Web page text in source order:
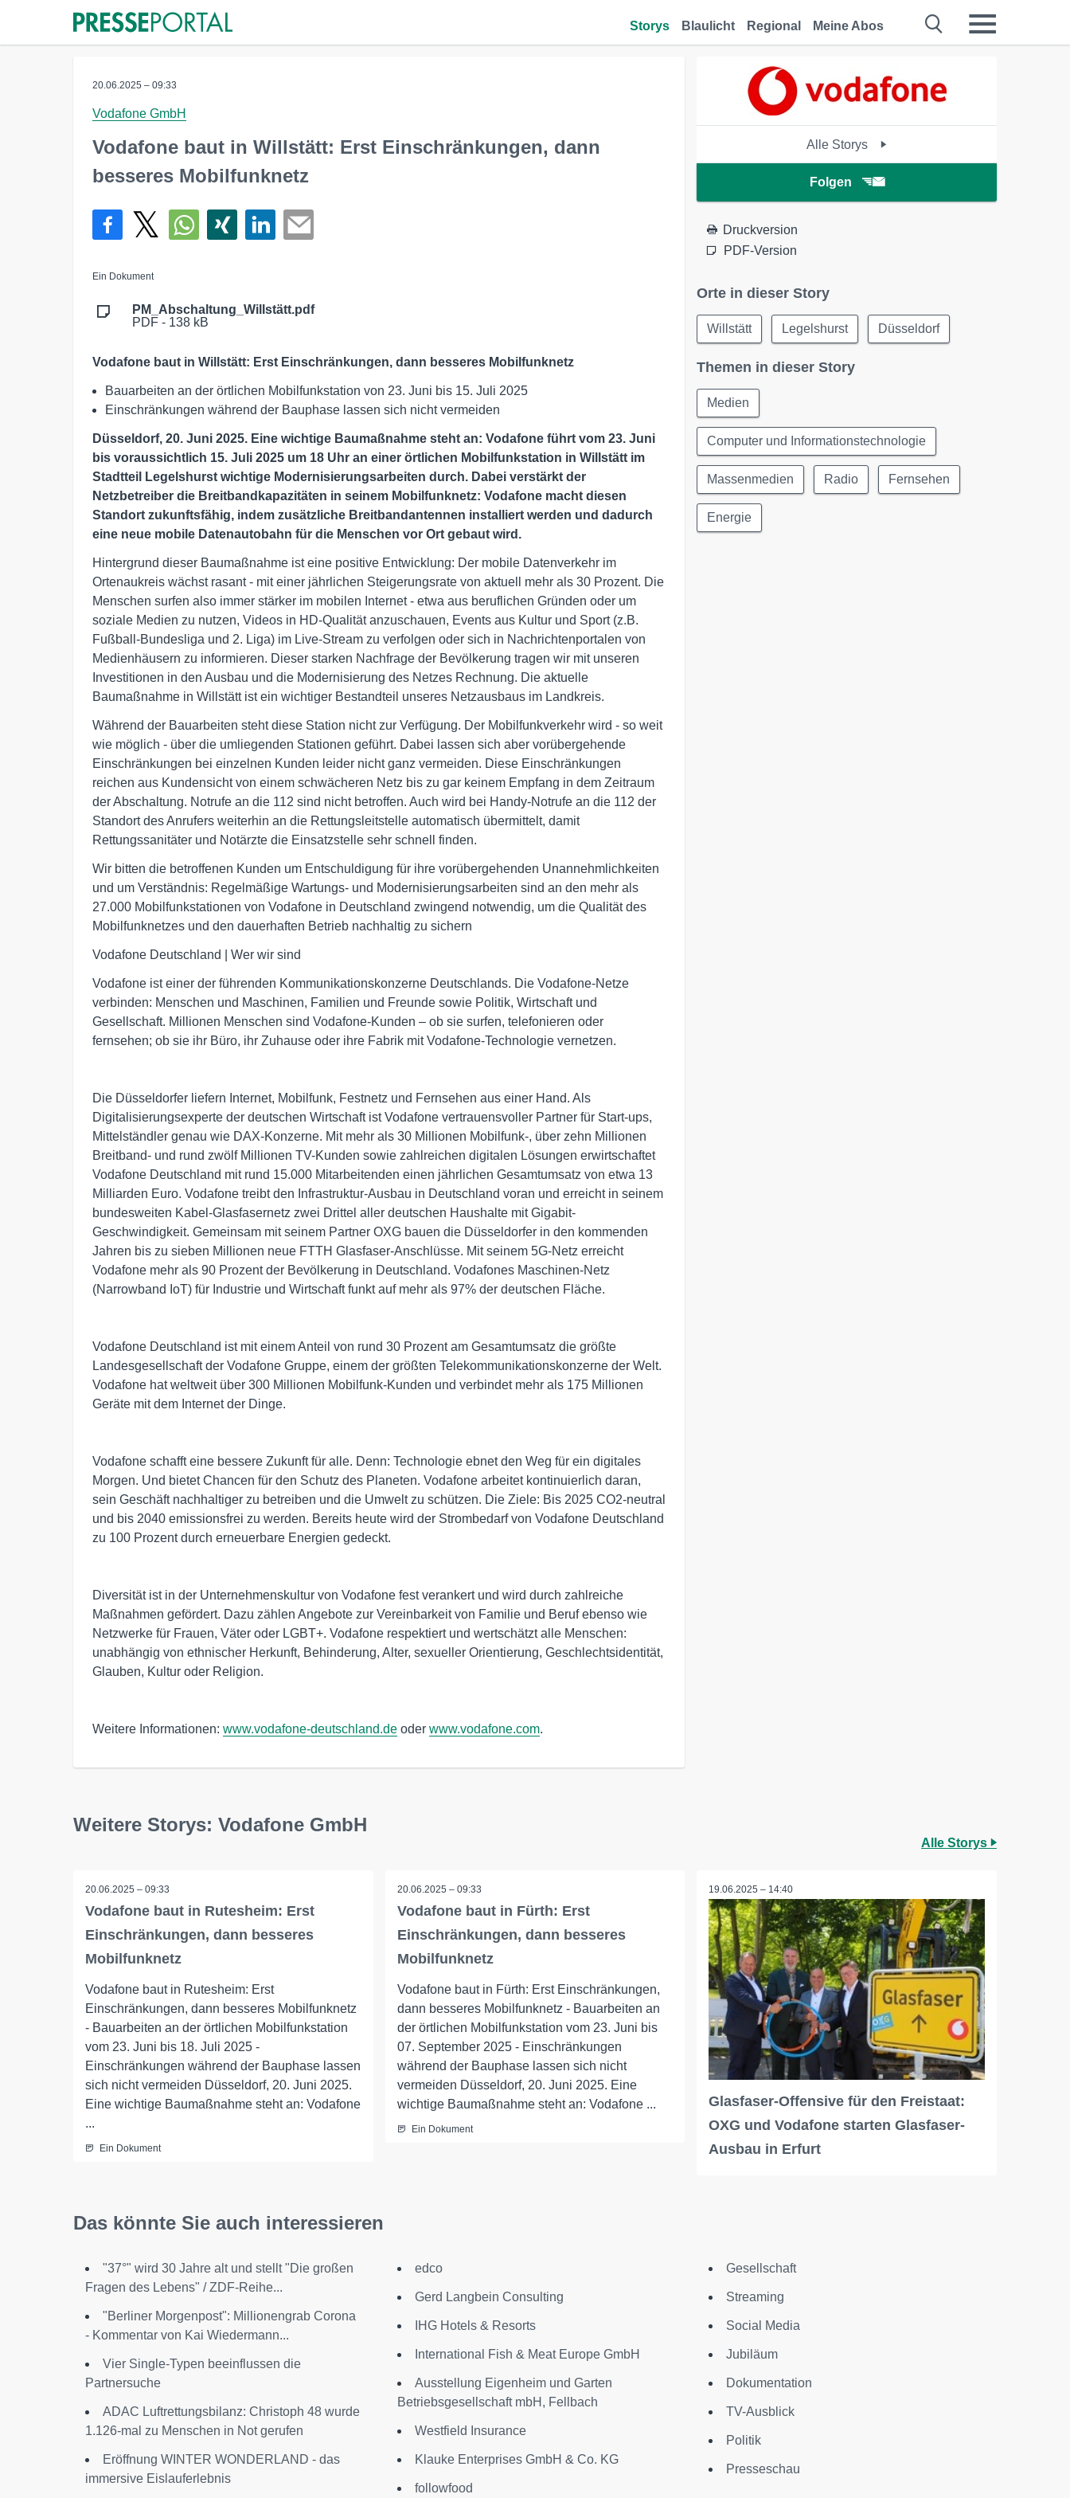
Storys Blaulicht Regional Meine Abos
20.06.2025 – 09:33
Vodafone GmbH
Vodafone baut in Willstätt: Erst Einschränkungen, dann
besseres Mobilfunknetz
Ein Dokument
PM_Abschaltung_Willstätt.pdf
PDF - 138 kB
Vodafone baut in Willstätt: Erst Einschränkungen, dann besseres Mobilfunknetz
Bauarbeiten an der örtlichen Mobilfunkstation von 23. Juni bis 15. Juli 2025
Einschränkungen während der Bauphase lassen sich nicht vermeiden
Düsseldorf, 20. Juni 2025. Eine wichtige Baumaßnahme steht an: Vodafone führt vom 23. Juni
bis voraussichtlich 15. Juli 2025 um 18 Uhr an einer örtlichen Mobilfunkstation in Willstätt im
Stadtteil Legelshurst wichtige Modernisierungsarbeiten durch. Dabei verstärkt der
Netzbetreiber die Breitbandkapazitäten in seinem Mobilfunknetz: Vodafone macht diesen
Standort zukunftsfähig, indem zusätzliche Breitbandantennen installiert werden und dadurch
eine neue mobile Datenautobahn für die Menschen vor Ort gebaut wird.
Hintergrund dieser Baumaßnahme ist eine positive Entwicklung: Der mobile Datenverkehr im
Ortenaukreis wächst rasant - mit einer jährlichen Steigerungsrate von aktuell mehr als 30 Prozent. Die
Menschen surfen also immer stärker im mobilen Internet - etwa aus beruflichen Gründen oder um
soziale Medien zu nutzen, Videos in HD-Qualität anzuschauen, Events aus Kultur und Sport (z.B.
Fußball-Bundesliga und 2. Liga) im Live-Stream zu verfolgen oder sich in Nachrichtenportalen von
Medienhäusern zu informieren. Dieser starken Nachfrage der Bevölkerung tragen wir mit unseren
Investitionen in den Ausbau und die Modernisierung des Netzes Rechnung. Die aktuelle
Baumaßnahme in Willstätt ist ein wichtiger Bestandteil unseres Netzausbaus im Landkreis.
Während der Bauarbeiten steht diese Station nicht zur Verfügung. Der Mobilfunkverkehr wird - so weit
wie möglich - über die umliegenden Stationen geführt. Dabei lassen sich aber vorübergehende
Einschränkungen bei einzelnen Kunden leider nicht ganz vermeiden. Diese Einschränkungen
reichen aus Kundensicht von einem schwächeren Netz bis zu gar keinem Empfang in dem Zeitraum
der Abschaltung. Notrufe an die 112 sind nicht betroffen. Auch wird bei Handy-Notrufe an die 112 der
Standort des Anrufers weiterhin an die Rettungsleitstelle automatisch übermittelt, damit
Rettungssanitäter und Notärzte die Einsatzstelle sehr schnell finden.
Wir bitten die betroffenen Kunden um Entschuldigung für ihre vorübergehenden Unannehmlichkeiten
und um Verständnis: Regelmäßige Wartungs- und Modernisierungsarbeiten sind an den mehr als
27.000 Mobilfunkstationen von Vodafone in Deutschland zwingend notwendig, um die Qualität des
Mobilfunknetzes und den dauerhaften Betrieb nachhaltig zu sichern
Vodafone Deutschland | Wer wir sind
Vodafone ist einer der führenden Kommunikationskonzerne Deutschlands. Die Vodafone-Netze
verbinden: Menschen und Maschinen, Familien und Freunde sowie Politik, Wirtschaft und
Gesellschaft. Millionen Menschen sind Vodafone-Kunden – ob sie surfen, telefonieren oder
fernsehen; ob sie ihr Büro, ihr Zuhause oder ihre Fabrik mit Vodafone-Technologie vernetzen.
Die Düsseldorfer liefern Internet, Mobilfunk, Festnetz und Fernsehen aus einer Hand. Als
Digitalisierungsexperte der deutschen Wirtschaft ist Vodafone vertrauensvoller Partner für Start-ups,
Mittelständler genau wie DAX-Konzerne. Mit mehr als 30 Millionen Mobilfunk-, über zehn Millionen
Breitband- und rund zwölf Millionen TV-Kunden sowie zahlreichen digitalen Lösungen erwirtschaftet
Vodafone Deutschland mit rund 15.000 Mitarbeitenden einen jährlichen Gesamtumsatz von etwa 13
Milliarden Euro. Vodafone treibt den Infrastruktur-Ausbau in Deutschland voran und erreicht in seinem
bundesweiten Kabel-Glasfasernetz zwei Drittel aller deutschen Haushalte mit Gigabit-
Geschwindigkeit. Gemeinsam mit seinem Partner OXG bauen die Düsseldorfer in den kommenden
Jahren bis zu sieben Millionen neue FTTH Glasfaser-Anschlüsse. Mit seinem 5G-Netz erreicht
Vodafone mehr als 90 Prozent der Bevölkerung in Deutschland. Vodafones Maschinen-Netz
(Narrowband IoT) für Industrie und Wirtschaft funkt auf mehr als 97% der deutschen Fläche.
Vodafone Deutschland ist mit einem Anteil von rund 30 Prozent am Gesamtumsatz die größte
Landesgesellschaft der Vodafone Gruppe, einem der größten Telekommunikationskonzerne der Welt.
Vodafone hat weltweit über 300 Millionen Mobilfunk-Kunden und verbindet mehr als 175 Millionen
Geräte mit dem Internet der Dinge.
Vodafone schafft eine bessere Zukunft für alle. Denn: Technologie ebnet den Weg für ein digitales
Morgen. Und bietet Chancen für den Schutz des Planeten. Vodafone arbeitet kontinuierlich daran,
sein Geschäft nachhaltiger zu betreiben und die Umwelt zu schützen. Die Ziele: Bis 2025 CO2-neutral
und bis 2040 emissionsfrei zu werden. Bereits heute wird der Strombedarf von Vodafone Deutschland
zu 100 Prozent durch erneuerbare Energien gedeckt.
Diversität ist in der Unternehmenskultur von Vodafone fest verankert und wird durch zahlreiche
Maßnahmen gefördert. Dazu zählen Angebote zur Vereinbarkeit von Familie und Beruf ebenso wie
Netzwerke für Frauen, Väter oder LGBT+. Vodafone respektiert und wertschätzt alle Menschen:
unabhängig von ethnischer Herkunft, Behinderung, Alter, sexueller Orientierung, Geschlechtsidentität,
Glauben, Kultur oder Religion.
Weitere Informationen: www.vodafone-deutschland.de oder www.vodafone.com.
Alle Storys
Folgen
Druckversion
PDF-Version
Orte in dieser Story
Willstätt Legelshurst Düsseldorf
Themen in dieser Story
Medien
Computer und Informationstechnologie
Massenmedien Radio Fernsehen
Energie
Weitere Storys: Vodafone GmbH
Alle Storys
20.06.2025 – 09:33
Vodafone baut in Rutesheim: Erst
Einschränkungen, dann besseres
Mobilfunknetz
Vodafone baut in Rutesheim: Erst
Einschränkungen, dann besseres Mobilfunknetz
- Bauarbeiten an der örtlichen Mobilfunkstation
vom 23. Juni bis 18. Juli 2025 -
Einschränkungen während der Bauphase lassen
sich nicht vermeiden Düsseldorf, 20. Juni 2025.
Eine wichtige Baumaßnahme steht an: Vodafone
...
Ein Dokument
20.06.2025 – 09:33
Vodafone baut in Fürth: Erst
Einschränkungen, dann besseres
Mobilfunknetz
Vodafone baut in Fürth: Erst Einschränkungen,
dann besseres Mobilfunknetz - Bauarbeiten an
der örtlichen Mobilfunkstation vom 23. Juni bis
07. September 2025 - Einschränkungen
während der Bauphase lassen sich nicht
vermeiden Düsseldorf, 20. Juni 2025. Eine
wichtige Baumaßnahme steht an: Vodafone ...
Ein Dokument
19.06.2025 – 14:40
Glasfaser-Offensive für den Freistaat:
OXG und Vodafone starten Glasfaser-
Ausbau in Erfurt
Das könnte Sie auch interessieren
"37°" wird 30 Jahre alt und stellt "Die großen
Fragen des Lebens" / ZDF-Reihe...
"Berliner Morgenpost": Millionengrab Corona
- Kommentar von Kai Wiedermann...
Vier Single-Typen beeinflussen die
Partnersuche
ADAC Luftrettungsbilanz: Christoph 48 wurde
1.126-mal zu Menschen in Not gerufen
Eröffnung WINTER WONDERLAND - das
immersive Eislauferlebnis
edco
Gerd Langbein Consulting
IHG Hotels & Resorts
International Fish & Meat Europe GmbH
Ausstellung Eigenheim und Garten
Betriebsgesellschaft mbH, Fellbach
Westfield Insurance
Klauke Enterprises GmbH & Co. KG
followfood
Gesellschaft
Streaming
Social Media
Jubiläum
Dokumentation
TV-Ausblick
Politik
Presseschau